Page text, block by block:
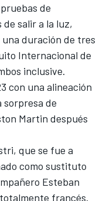
de
de salir a la luz,
duración de tres
Internacional de
inclusive.
con una alineación
sorpresa de
Martin después
, que se fue a
como sustituto
Esteban
francés.